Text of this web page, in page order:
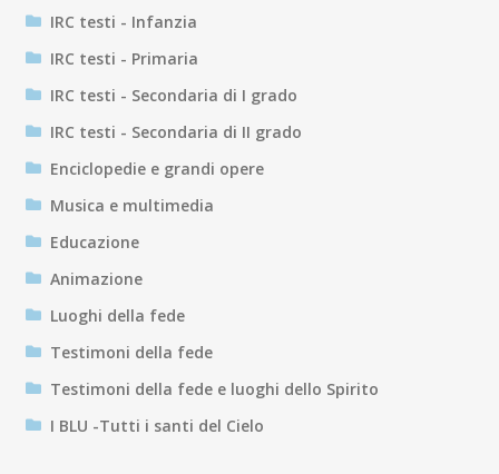
IRC testi - Infanzia
IRC testi - Primaria
IRC testi - Secondaria di I grado
IRC testi - Secondaria di II grado
Enciclopedie e grandi opere
Musica e multimedia
Educazione
Animazione
Luoghi della fede
Testimoni della fede
Testimoni della fede e luoghi dello Spirito
I BLU -Tutti i santi del Cielo